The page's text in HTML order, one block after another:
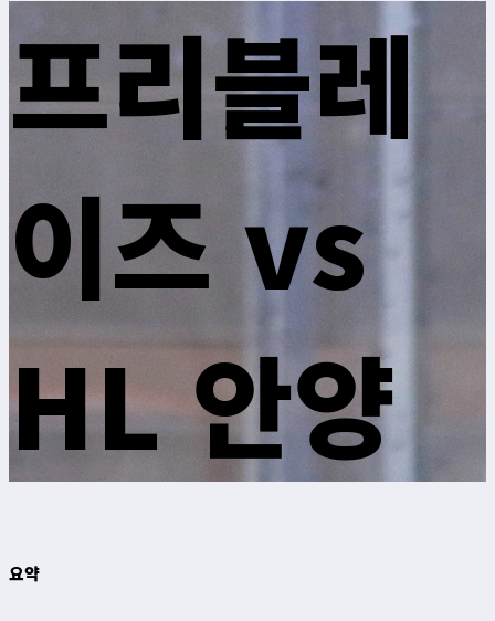
프리블레
이즈 vs
HL 안양
요약